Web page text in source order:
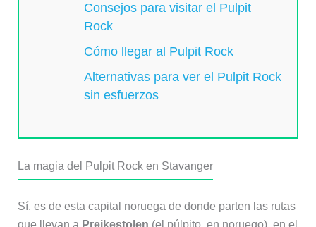
Consejos para visitar el Pulpit
Rock
Cómo llegar al Pulpit Rock
Alternativas para ver el Pulpit Rock
sin esfuerzos
La magia del Pulpit Rock en Stavanger
Sí, es de esta capital noruega de donde parten las rutas
que llevan a Preikestolen (el púlpito, en noruego), en el